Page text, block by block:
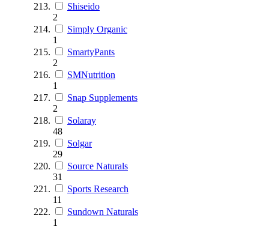
Shiseido
2
Simply Organic
1
SmartyPants
2
SMNutrition
1
Snap Supplements
2
Solaray
48
Solgar
29
Source Naturals
31
Sports Research
11
Sundown Naturals
1